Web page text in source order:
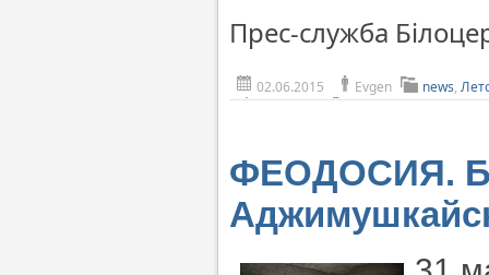
Прес-служба
02.06.2015 Evgen news,
ФЕОДОСИЯ.